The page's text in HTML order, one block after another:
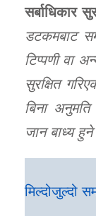
सर्बाधिकार
डटकमबाट
टिप्पणी वा
सुरक्षित
बिना अनुमति
जान बाध्य
मिल्दोजुल्दो